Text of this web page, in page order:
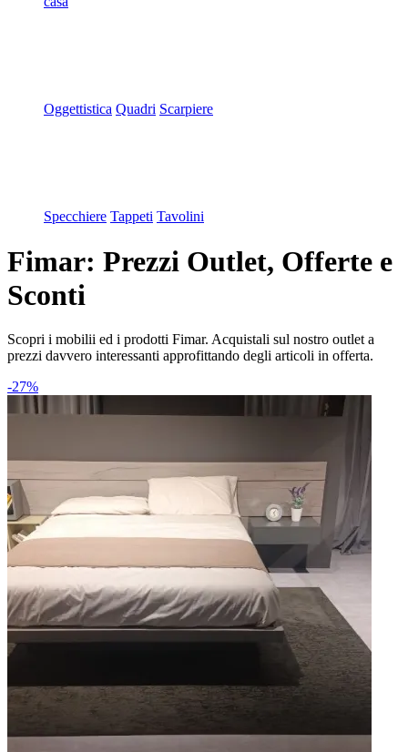
Oggettistica Quadri Scarpiere
Specchiere Tappeti Tavolini
Fimar: Prezzi Outlet, Offerte e
Sconti
Scopri i mobilii ed i prodotti Fimar. Acquistali sul nostro outlet a
prezzi davvero interessanti approfittando degli articoli in offerta.
-27%